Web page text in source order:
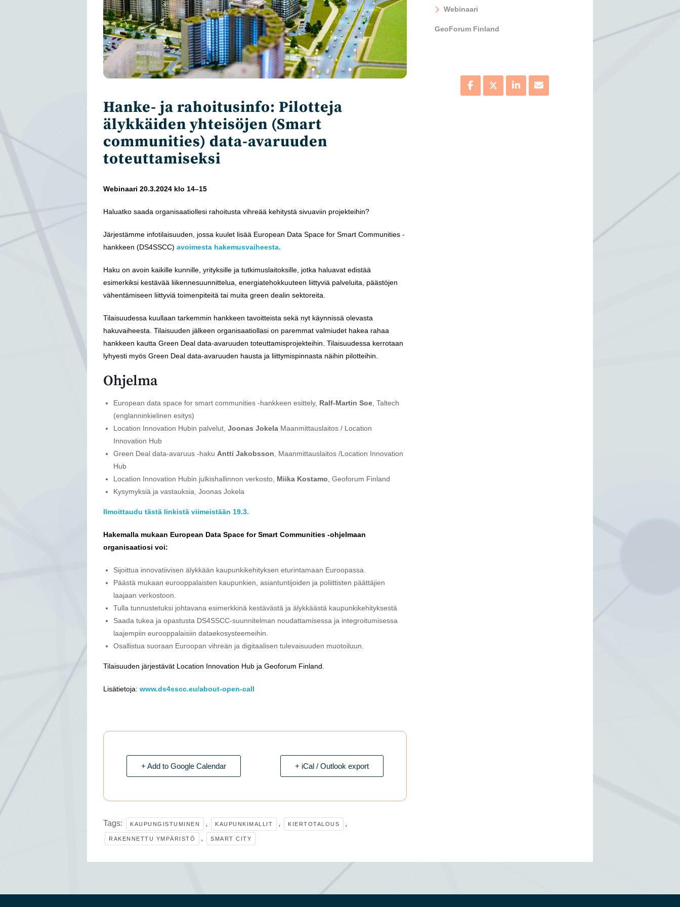
Hanke- ja rahoitusinfo: Pilotteja
älykkäiden yhteisöjen (Smart
communities) data-avaruuden
toteuttamiseksi
Webinaari 20.3.2024 klo 14–15
Haluatko saada organisaatiollesi rahoitusta vihreää kehitystä sivuaviin projekteihin?
Järjestämme infotilaisuuden, jossa kuulet lisää European Data Space for Smart Communities -
hankkeen (DS4SSCC) avoimesta hakemusvaiheesta.
Haku on avoin kaikille kunnille, yrityksille ja tutkimuslaitoksille, jotka haluavat edistää
esimerkiksi kestävää liikennesuunnittelua, energiatehokkuuteen liittyviä palveluita, päästöjen
vähentämiseen liittyviä toimenpiteitä tai muita green dealin sektoreita.
Tilaisuudessa kuullaan tarkemmin hankkeen tavoitteista sekä nyt käynnissä olevasta
hakuvaiheesta. Tilaisuuden jälkeen organisaatiollasi on paremmat valmiudet hakea rahaa
hankkeen kautta Green Deal data-avaruuden toteuttamisprojekteihin. Tilaisuudessa kerrotaan
lyhyesti myös Green Deal data-avaruuden hausta ja liittymispinnasta näihin pilotteihin.
Ohjelma
European data space for smart communities -hankkeen esittely, Ralf-Martin Soe , Taltech
(englanninkielinen esitys)
Location Innovation Hubin palvelut, Joonas Jokela Maanmittauslaitos / Location
Innovation Hub
Green Deal data-avaruus -haku Antti Jakobsson , Maanmittauslaitos /Location Innovation
Hub
Location Innovation Hubin julkishallinnon verkosto, Miika Kostamo , Geoforum Finland
Kysymyksiä ja vastauksia, Joonas Jokela
Ilmoittaudu tästä linkistä viimeistään 19.3.
Hakemalla mukaan European Data Space for Smart Communities -ohjelmaan
organisaatiosi voi:
Sijoittua innovatiivisen älykkään kaupunkikehityksen eturintamaan Euroopassa.
Päästä mukaan eurooppalaisten kaupunkien, asiantuntijoiden ja poliittisten päättäjien
laajaan verkostoon.
Tulla tunnustetuksi johtavana esimerkkinä kestävästä ja älykkäästä kaupunkikehityksestä
Saada tukea ja opastusta DS4SSCC-suunnitelman noudattamisessa ja integroitumisessa
laajempiin eurooppalaisiin dataekosysteemeihin.
Osallistua suoraan Euroopan vihreän ja digitaalisen tulevaisuuden muotoiluun.
Tilaisuuden järjestävät Location Innovation Hub ja Geoforum Finland.
Lisätietoja: www.ds4sscc.eu/about-open-call
+ Add to Google Calendar + iCal / Outlook export
Tags: KAUPUNGISTUMINEN , KAUPUNKIMALLIT , KIERTOTALOUS ,
RAKENNETTU YMPÄRISTÖ , SMART CITY
Webinaari
GeoForum Finland